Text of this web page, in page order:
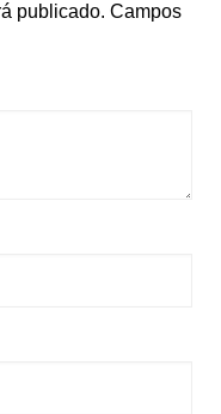
publicado. Campos